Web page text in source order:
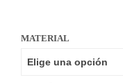
MATERIAL